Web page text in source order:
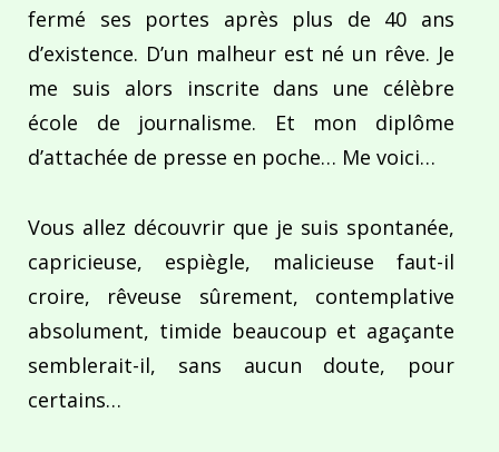
fermé ses portes après plus de 40 ans
d’existence. D’un malheur est né un rêve. Je
me suis alors inscrite dans une célèbre
école de journalisme. Et mon diplôme
d’attachée de presse en poche… Me voici…
Vous allez découvrir que je suis spontanée,
capricieuse, espiègle, malicieuse faut-il
croire, rêveuse sûrement, contemplative
absolument, timide beaucoup et agaçante
semblerait-il, sans aucun doute, pour
certains…